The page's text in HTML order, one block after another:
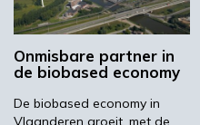
Naast de clusters,
Biobased Valley
workshops en events.
instellingen wegwijs
economische domein
Onmisbare partner in
de biobased economy
De biobased economy in
Vlaanderen groeit, met de